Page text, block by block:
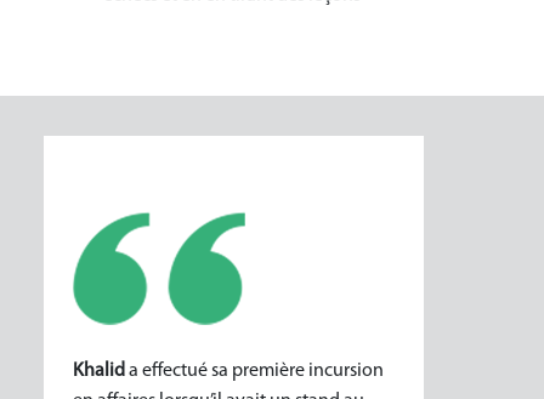
Khalida effectué sa première incursion